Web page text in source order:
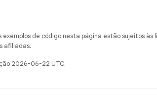
exemplos de código nesta página estão sujeitos às
afiliadas.
2026-06-22 UTC.